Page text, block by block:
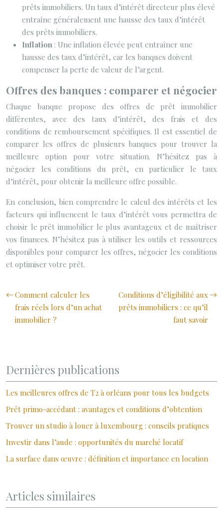
prêts immobiliers. Un taux d’intérêt directeur plus élevé
entraîne généralement une hausse des taux d’intérêt
des prêts immobiliers.
Inflation : Une inflation élevée peut entraîner une
hausse des taux d’intérêt, car les banques doivent
compenser la perte de valeur de l’argent.
Offres des banques : comparer et négocier
Chaque banque propose des offres de prêt immobilier
différentes, avec des taux d’intérêt, des frais et des
conditions de remboursement spécifiques. Il est essentiel de
comparer les offres de plusieurs banques pour trouver la
meilleure option pour votre situation. N’hésitez pas à
négocier les conditions du prêt, en particulier le taux
d’intérêt, pour obtenir la meilleure offre possible.
En conclusion, bien comprendre le calcul des intérêts et les
facteurs qui influencent le taux d’intérêt vous permettra de
choisir le prêt immobilier le plus avantageux et de maîtriser
vos finances. N’hésitez pas à utiliser les outils et ressources
disponibles pour comparer les offres, négocier les conditions
et optimiser votre prêt.
Comment calculer les
frais réels lors d’un achat
immobilier ?
Conditions d’éligibilité aux
prêts immobiliers : ce qu’il
faut savoir
Dernières publications
Les meilleures offres de T2 à orléans pour tous les budgets
Prêt primo-accédant : avantages et conditions d’obtention
Trouver un studio à louer à luxembourg : conseils pratiques
Investir dans l’aude : opportunités du marché locatif
La surface dans œuvre : définition et importance en location
Articles similaires